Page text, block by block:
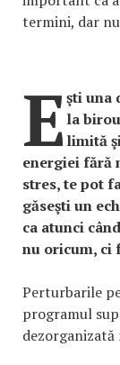
termini, dar
Eşti una
la
limită
energiei fără
stres, te pot
găseşti un
ca atunci
nu oricum, ci
Perturbarile
programul
dezorganizată